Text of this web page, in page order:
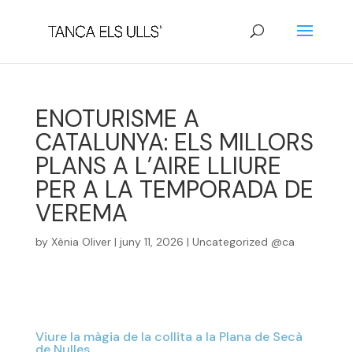
ENOTURISME A
CATALUNYA: ELS MILLORS
PLANS A L’AIRE LLIURE
PER A LA TEMPORADA DE
VEREMA
by Xènia Oliver| juny 11, 2026 | Uncategorized @ca
Viure la màgia de la collita a la Plana de Secà